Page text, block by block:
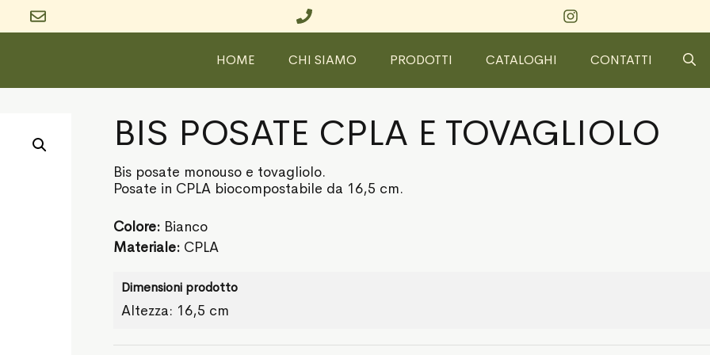
HOME CHI SIAMO PRODOTTI CATALOGHI CONTATTI
BIS POSATE CPLA E TOVAGLIOLO
Bis posate monouso e tovagliolo.
Posate in CPLA biocompostabile da 16,5 cm.
Colore: Bianco
Materiale: CPLA
Dimensioni prodotto
Altezza: 16,5 cm